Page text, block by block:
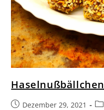
Haselnußbällchen
Dezember 29, 2021